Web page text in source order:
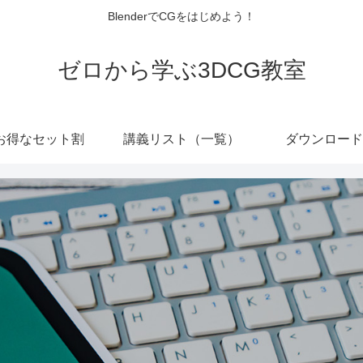
BlenderでCGをはじめよう！
ゼロから学ぶ3DCG教室
得なセット割 講義リスト（一覧） ダウンロード